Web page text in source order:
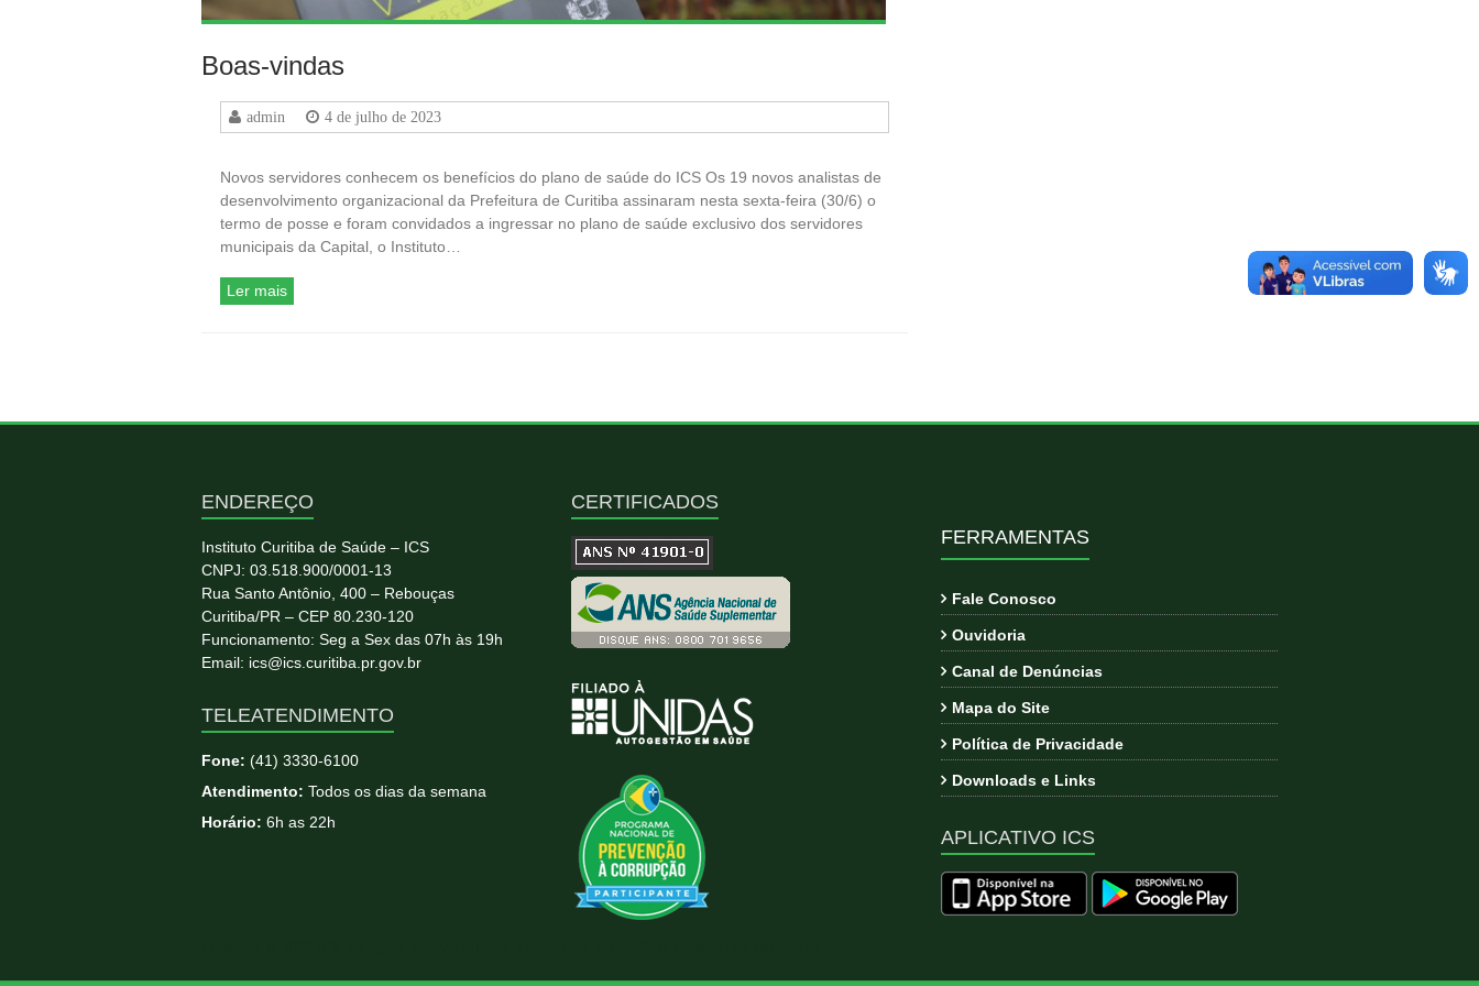
Boas-vindas
admin 4 de julho de 2023
Novos servidores conhecem os benefícios do plano de saúde do ICS Os 19 novos analistas de
desenvolvimento organizacional da Prefeitura de Curitiba assinaram nesta sexta-feira (30/6) o
termo de posse e foram convidados a ingressar no plano de saúde exclusivo dos servidores
municipais da Capital, o Instituto…
Ler mais
ENDEREÇO
Instituto Curitiba de Saúde – ICS
CNPJ: 03.518.900/0001-13
Rua Santo Antônio, 400 – Rebouças
Curitiba/PR – CEP 80.230-120
Funcionamento: Seg a Sex das 07h às 19h
Email: ics@ics.curitiba.pr.gov.br
TELEATENDIMENTO
Fone: (41) 3330-6100
Atendimento: Todos os dias da semana
Horário: 6h as 22h
CERTIFICADOS
FERRAMENTAS
Fale Conosco
Ouvidoria
Canal de Denúncias
Mapa do Site
Política de Privacidade
Downloads e Links
APLICATIVO ICS